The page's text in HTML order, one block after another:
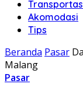
Akomodasi
Tips
Beranda Pasar
Malang
Pasar